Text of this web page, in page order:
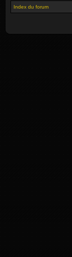
Index du forum